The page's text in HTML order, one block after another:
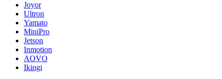
Joyor
Ultron
Yamato
MiniPro
Jetson
Inmotion
AOVO
Ikingi